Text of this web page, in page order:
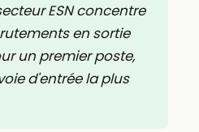
ESN concentre
en sortie
un premier poste,
d'entrée la plus